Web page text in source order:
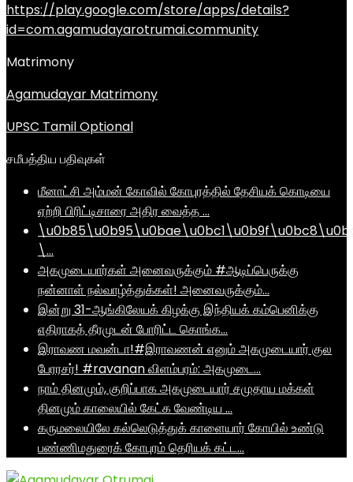
https://play.google.com/store/apps/details?
id=com.agamudayarotrumai.community
Matrimony
Agamudayar Matrimony
UPSC Tamil Optional
சமீபத்திய பதிவுகள்
மீனாட்சி அம்மன் கோவில் கோபுரத்தில் தேசியக் கொடியை
ஏற்றி பிரிட்டிசாரை அதிர வைத்த …
\…
அகமுடையார்கள் அனைவருக்கும் #ஆடிப்பெருக்கு
நன்னாள் நல்வாழ்த்துக்கள்! அனைவருக்கும்…
இன்று 31-ஆங்கிலேயக் கிழக்கு இந்தியக் கம்பெனிக்கு
எதிராகத் தீரமுடன் போரிட்ட கொங்க…
இராவண மவன்டா!#இராவணன் எனும் அகமுடையார் குல
பேரரசர்! #ravanan விளம்பரம்: அகமுடை…
நாம் தினமும், குறிப்பாக அகமுடையார் சமுதாய மக்கள்
தினமும் காலையில் கேட்க வேண்டிய …
கருமலையிலே கல்லெடுத்துக் காளையார் கோயில் உண்டு
பண்ணிமதுரைக் கோபுரம் தெரியக் கட்ட…